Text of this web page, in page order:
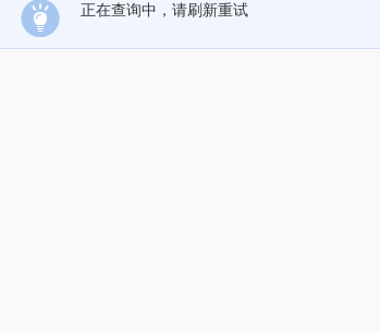
正在查询中，请刷新重试